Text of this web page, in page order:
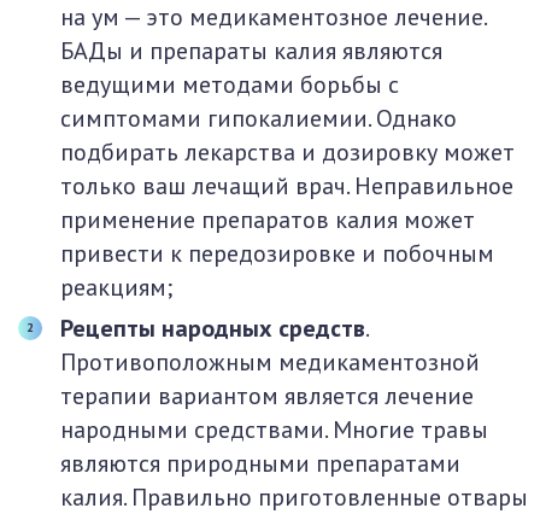
на ум — это медикаментозное лечение.
БАДы и препараты калия являются
ведущими методами борьбы с
симптомами гипокалиемии. Однако
подбирать лекарства и дозировку может
только ваш лечащий врач. Неправильное
применение препаратов калия может
привести к передозировке и побочным
реакциям;
Рецепты народных средств.
Противоположным медикаментозной
терапии вариантом является лечение
народными средствами. Многие травы
являются природными препаратами
калия. Правильно приготовленные отвары